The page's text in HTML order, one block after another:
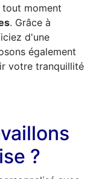
moment
. Grâce à
d'une
également
votre tranquillité
?